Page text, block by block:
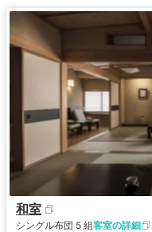
和室
シングル布団 5 組客室の詳細